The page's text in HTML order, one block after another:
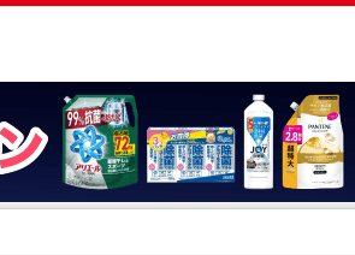
舗サービス